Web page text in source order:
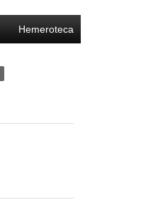
Hemeroteca